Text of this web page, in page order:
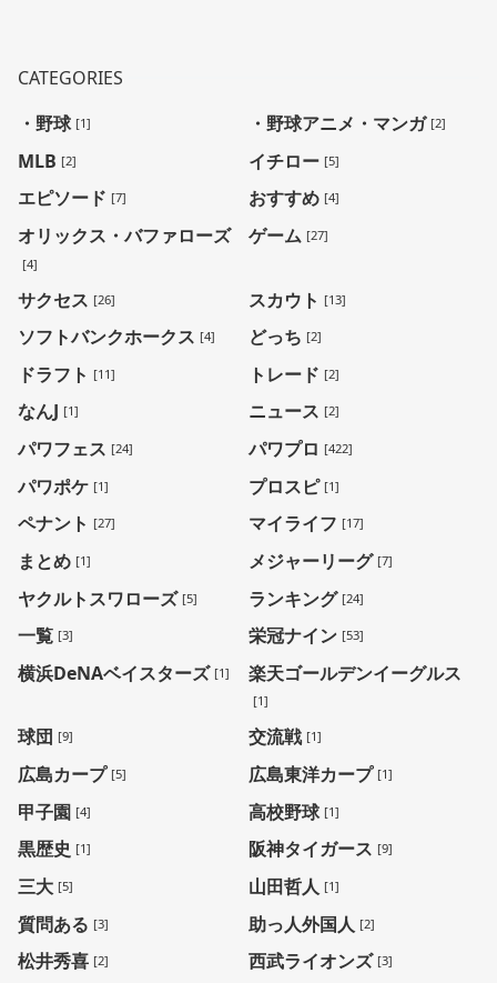
CATEGORIES
・野球 [1] ・野球アニメ・マンガ [2]
MLB [2] イチロー [5]
エピソード [7] おすすめ [4]
オリックス・バファローズ
[4]
ゲーム [27]
サクセス [26] スカウト [13]
ソフトバンクホークス [4] どっち [2]
ドラフト [11] トレード [2]
なんJ [1] ニュース [2]
パワフェス [24] パワプロ [422]
パワポケ [1] プロスピ [1]
ペナント [27] マイライフ [17]
まとめ [1] メジャーリーグ [7]
ヤクルトスワローズ [5] ランキング [24]
一覧 [3] 栄冠ナイン [53]
横浜DeNAベイスターズ [1] 楽天ゴールデンイーグルス
[1]
球団 [9] 交流戦 [1]
広島カープ [5] 広島東洋カープ [1]
甲子園 [4] 高校野球 [1]
黒歴史 [1] 阪神タイガース [9]
三大 [5] 山田哲人 [1]
質問ある [3] 助っ人外国人 [2]
松井秀喜 [2] 西武ライオンズ [3]